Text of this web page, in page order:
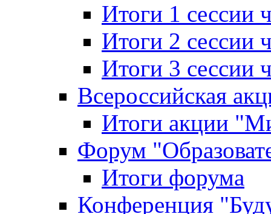
Итоги 1 сессии
Итоги 2 сессии
Итоги 3 сессии
Всероссийская
Итоги акции
Форум
Итоги форума
Конференция